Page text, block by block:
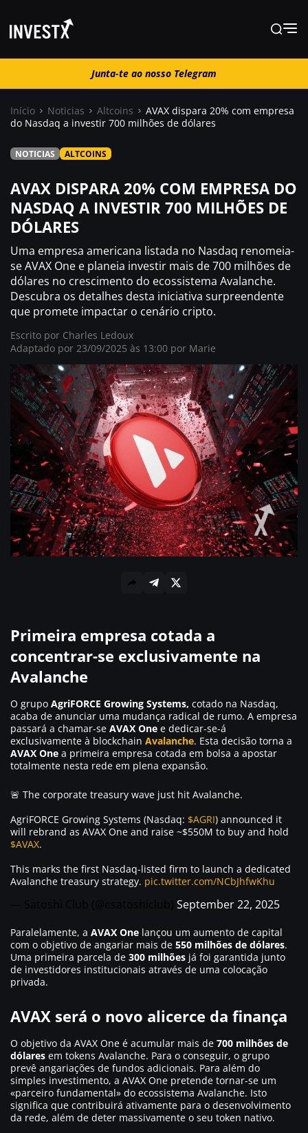
Junta-te ao nosso Telegram
Guias
Trading
Onde comprar ?
Casino
Junta-te ao nosso Telegram
Início Noticias Altcoins
AVAX dispara 20% com empresa
do Nasdaq a investir 700 milhões de dólares
NOTICIAS ALTCOINS
AVAX DISPARA 20% COM EMPRESA DO
NASDAQ A INVESTIR 700 MILHÕES DE
DÓLARES
Uma empresa americana listada no Nasdaq renomeia-
se AVAX One e planeia investir mais de 700 milhões de
dólares no crescimento do ecossistema Avalanche.
Descubra os detalhes desta iniciativa surpreendente
que promete impactar o cenário cripto.
Escrito por Charles Ledoux
Adaptado por 23/09/2025 às 13:00 por Marie
Primeira empresa cotada a
concentrar-se exclusivamente na
Avalanche
O grupo AgriFORCE Growing Systems, cotado na Nasdaq,
acaba de anunciar uma mudança radical de rumo. A empresa
passará a chamar-se AVAX One e dedicar-se-á
exclusivamente à blockchain Avalanche. Esta decisão torna a
AVAX One a primeira empresa cotada em bolsa a apostar
totalmente nesta rede em plena expansão.
🚨 The corporate treasury wave just hit Avalanche.
AgriFORCE Growing Systems (Nasdaq: $AGRI) announced it
will rebrand as AVAX One and raise ~$550M to buy and hold
$AVAX.
This marks the first Nasdaq-listed firm to launch a dedicated
Avalanche treasury strategy. pic.twitter.com/NCbJhfwKhu
September 22, 2025
Paralelamente, a AVAX One lançou um aumento de capital
com o objetivo de angariar mais de 550 milhões de dólares.
Uma primeira parcela de 300 milhões já foi garantida junto
de investidores institucionais através de uma colocação
privada.
AVAX será o novo alicerce da finança
O objetivo da AVAX One é acumular mais de 700 milhões de
dólares em tokens Avalanche. Para o conseguir, o grupo
prevê angariações de fundos adicionais. Para além do
simples investimento, a AVAX One pretende tornar-se um
«parceiro fundamental» do ecossistema Avalanche. Isto
significa que contribuirá ativamente para o desenvolvimento
da rede, além de deter massivamente o seu token nativo.